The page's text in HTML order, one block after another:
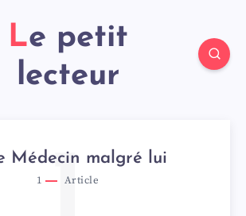
Le petit
lecteur
Médecin malgré lui
1 Article
1